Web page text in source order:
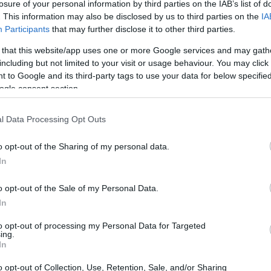
of your personal information by third parties on the IAB’s list of
This information may also be disclosed by us to third parties on the
Participants that may further disclose it to other third parties.
that this website/app uses one or more Google services and may
but not limited to your visit or usage behaviour. You may
to Google and its third-party tags to use your data for below
consent section.
Data Processing Opt Outs
opt-out of the Sharing of my personal data.
opt-out of the Sale of my Personal Data.
opt-out of processing my Personal Data for Targeted
opt-out of Collection, Use, Retention, Sale, and/or Sharing
προβλέπονται από το ειδικό
το οποίο αποσκοπεί στη διαφύλαξη και
της, δεν περιλαμβάνονται
το Σωματείο ότι η χρήση ακινήτων
καταλυμάτων μέσω του συστήματος
ως εκ τούτου πρέπει να σφραγιστούν
στην περιοχή είναι αυτή της
Χρήστο Ντουχάνη και εισηγητή τον
καλείται να αποφανθεί εάν
τα αιτήματα σφράγισης με βάση
και της πραγματικής χρήσης επ'
15:12
15:04